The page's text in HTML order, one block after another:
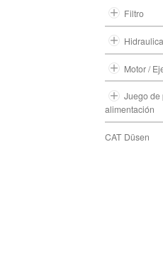
Filtro
Hidraulica
Motor /
Juego de
alimentación
CAT Düsen